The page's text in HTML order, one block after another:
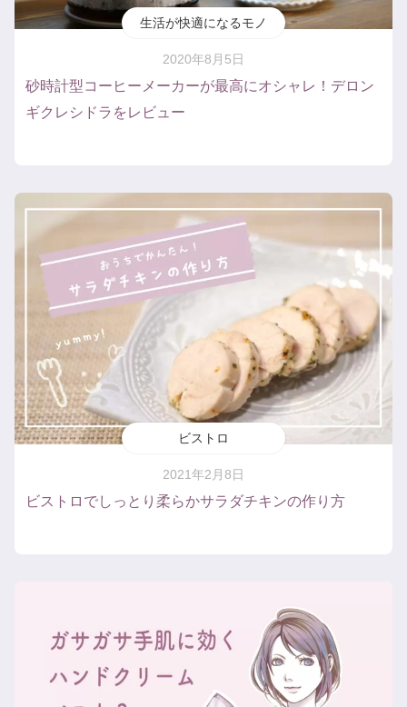
生活が快適になるモノ
2020年8月5日
砂時計型コーヒーメーカーが最高にオシャレ！デロン
ギクレシドラをレビュー
ビストロ
2021年2月8日
ビストロでしっとり柔らかサラダチキンの作り方